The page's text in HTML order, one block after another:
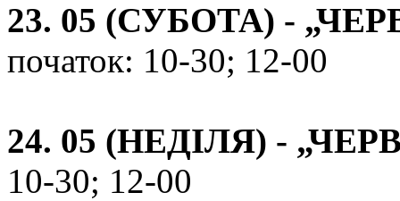
23. 05 (СУБОТА) -
початок: 10-30; 12-00
24. 05 (НЕДІЛЯ) -
10-30; 12-00